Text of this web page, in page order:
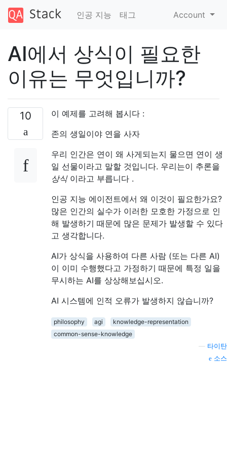
인공 지능 태그 Account
AI에서 상식이 필요한
이유는 무엇입니까?
10
이 예제를 고려해 봅시다 :
존의 생일이야 연을 사자
우리 인간은 연이 왜 사게되는지 물으면 연이 생
일 선물이라고 말할 것입니다. 우리는이 추론을
상식이라고 부릅니다 .
인공 지능 에이전트에서 왜 이것이 필요한가요?
많은 인간의 실수가 이러한 모호한 가정으로 인
해 발생하기 때문에 많은 문제가 발생할 수 있다
고 생각합니다.
AI가 상식을 사용하여 다른 사람 (또는 다른 AI)
이 이미 수행했다고 가정하기 때문에 특정 일을
무시하는 AI를 상상해보십시오.
AI 시스템에 인적 오류가 발생하지 않습니까?
philosophy agi
knowledge-representation
common-sense-knowledge
타이탄
소스